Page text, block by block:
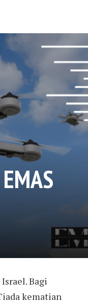
Bagi
kematian